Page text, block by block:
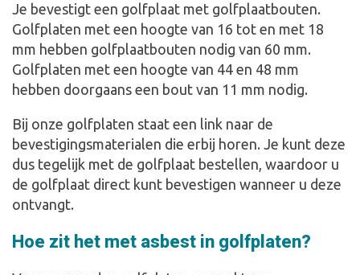
Je bevestigt een golfplaat met golfplaatbouten.
Golfplaten met een hoogte van 16 tot en met 18
mm hebben golfplaatbouten nodig van 60 mm.
Golfplaten met een hoogte van 44 en 48 mm
hebben doorgaans een bout van 11 mm nodig.
Bij onze golfplaten staat een link naar de
bevestigingsmaterialen die erbij horen. Je kunt deze
dus tegelijk met de golfplaat bestellen, waardoor u
de golfplaat direct kunt bevestigen wanneer u deze
ontvangt.
Hoe zit het met asbest in golfplaten?